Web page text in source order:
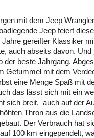
mit dem Jeep Wrangler
Jeep feiert
gereifter Klassiker
auch abseits davon. Und
der beste Jahrgang.
Gefummel mit dem
eine Menge Spaß mit
das lässt sich mit ein
sich breit, auch auf der
Thron aus die
Der Verbrauch hat
100 km eingependelt,